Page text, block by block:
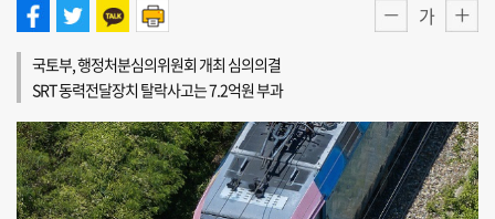
가
국토부, 행정처분심의위원회 개최 심의의결
SRT 동력전달장치 탈락사고는 7.2억원 부과